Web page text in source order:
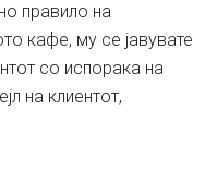
правило на
кафе, му се јавувате
со испорака на
на клиентот,